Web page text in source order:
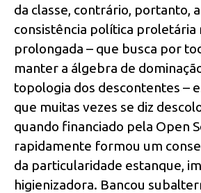
da classe, contrário, portanto,
consistência política proletária
prolongada – que busca por
manter a álgebra de
topologia dos descontentes –
que muitas vezes se diz
quando financiado pela Open
rapidamente formou um
da particularidade estanque,
higienizadora. Bancou